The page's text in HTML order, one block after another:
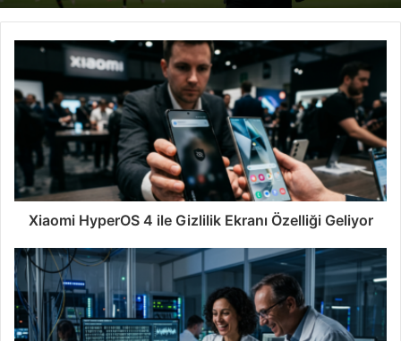
Xiaomi HyperOS 4 ile Gizlilik Ekranı Özelliği Geliyor